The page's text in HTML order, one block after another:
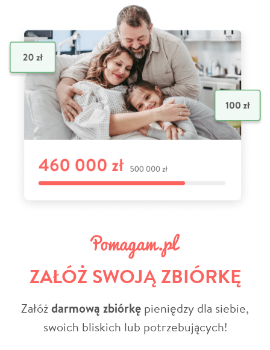
ZAŁÓŻ SWOJĄ ZBIÓRKĘ
Załóżdarmową zbiórkę pieniędzy dla siebie,
swoich bliskich lub potrzebujących!